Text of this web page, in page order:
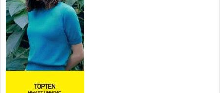
Тусгай замын автобус /BRT/
төслийн удирдах хорооны
ээлжит хуралдаан боллоо
2026 оны 7 сар 21 / 16 цаг 43 минут
Ерөнхий сайд Н.Учрал БНХАУ-аас Монгол Улсад
суугаа Элчин сайд Шэнь Миньжюанийг хүлээн
авч уулзав
2026 оны 7 сар 21 / 16 цаг 39 минут